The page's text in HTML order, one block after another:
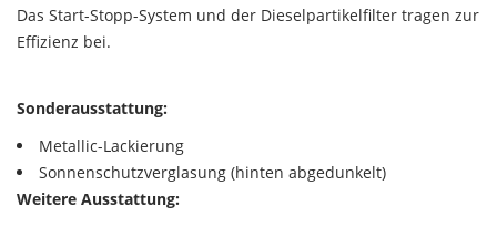
Das Start-Stopp-System und der Dieselpartikelfilter tragen zur
Effizienz bei.
Sonderausstattung:
Metallic-Lackierung
Sonnenschutzverglasung (hinten abgedunkelt)
Weitere Ausstattung: